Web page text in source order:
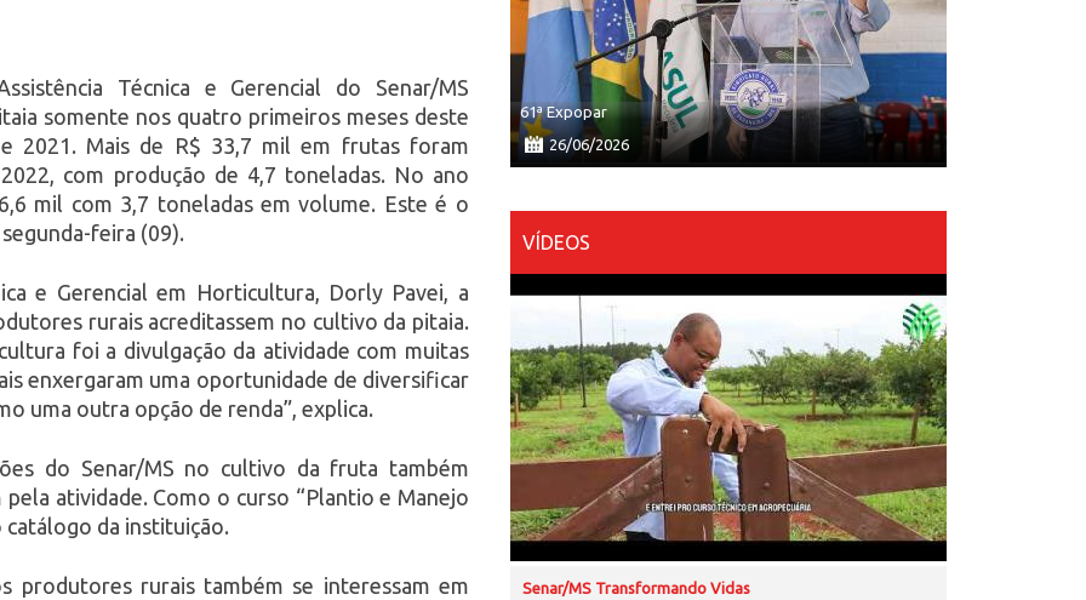
61ª Expopar
26/06/2026
VÍDEOS
Senar/MS Transformando Vidas
Técnica e Gerencial do Senar/MS
somente nos quatro primeiros meses deste
2021. Mais de R$ 33,7 mil em frutas foram
com produção de 4,7 toneladas. No ano
mil com 3,7 toneladas em volume. Este é o
feira (09).
e Gerencial em Horticultura, Dorly Pavei, a
rurais acreditassem no cultivo da pitaia.
foi a divulgação da atividade com muitas
enxergaram uma oportunidade de diversificar
uma outra opção de renda”, explica.
do Senar/MS no cultivo da fruta também
atividade. Como o curso “Plantio e Manejo
catálogo da instituição.
produtores rurais também se interessam em